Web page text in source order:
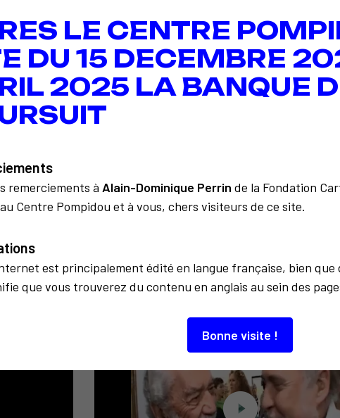
LE CENTRE
DU 15 DECEMBRE
2025 LA BANQUE
remerciements à Alain-Dominique Perrin de la Fondation
Centre Pompidou et à vous, chers visiteurs de ce site.
est principalement édité en langue française, bien que
que vous trouverez du contenu en anglais au sein des
Bonne visite !
À découvrir